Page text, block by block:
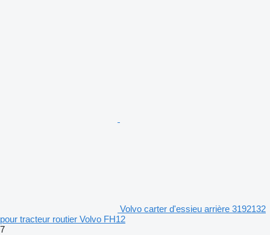
Volvo carter d'essieu arrière 3192132
pour tracteur routier Volvo FH12
7